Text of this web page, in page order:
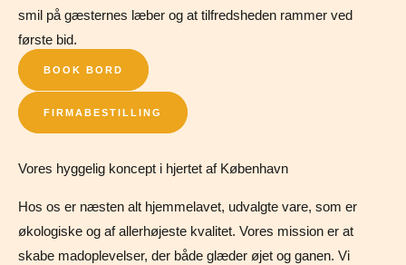
smil på gæsternes læber og at tilfredsheden rammer ved
første bid.
BOOK BORD
FIRMABESTILLING
Vores hyggelig koncept i hjertet af København
Hos os er næsten alt hjemmelavet, udvalgte vare, som er
økologiske og af allerhøjeste kvalitet. Vores mission er at
skabe madoplevelser, der både glæder øjet og ganen. Vi